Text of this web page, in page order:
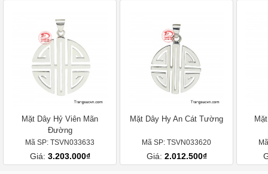
Mặt Dây Hỷ Viên Mãn
Đường
Mã SP: TSVN033633
Giá: 3.203.000₫
Mặt Dây Hy An Cát Tường
Mã SP: TSVN033620
Giá: 2.012.500₫